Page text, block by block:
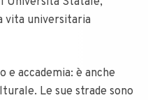
vita universitaria
e accademia: è anche
Le sue strade sono